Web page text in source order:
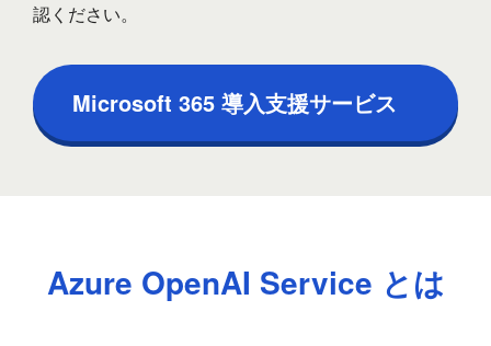
認ください。
Microsoft 365 導入支援サービス
Azure OpenAI Service とは